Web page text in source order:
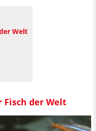
Welt
der Welt